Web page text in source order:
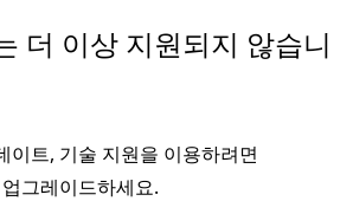
더 이상 지원되지 않습니
이트, 기술 지원을 이용하려면
그레이드하세요.